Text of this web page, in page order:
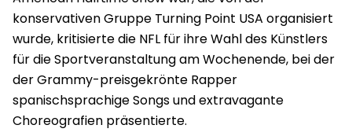
konservativen Gruppe Turning Point USA organisiert
wurde, kritisierte die NFL für ihre Wahl des Künstlers
für die Sportveranstaltung am Wochenende, bei der
der Grammy-preisgekrönte Rapper
spanischsprachige Songs und extravagante
Choreografien präsentierte.